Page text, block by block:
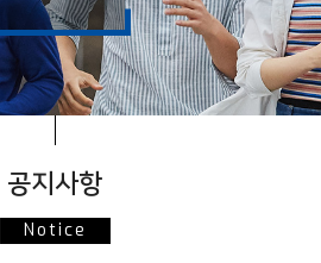
공지사항
Notice